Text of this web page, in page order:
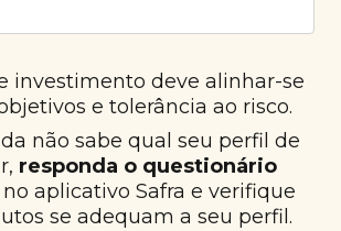
investimento deve alinhar-se
e tolerância ao risco.
não sabe qual seu perfil de
responda o questionário
aplicativo Safra e verifique
se adequam a seu perfil.